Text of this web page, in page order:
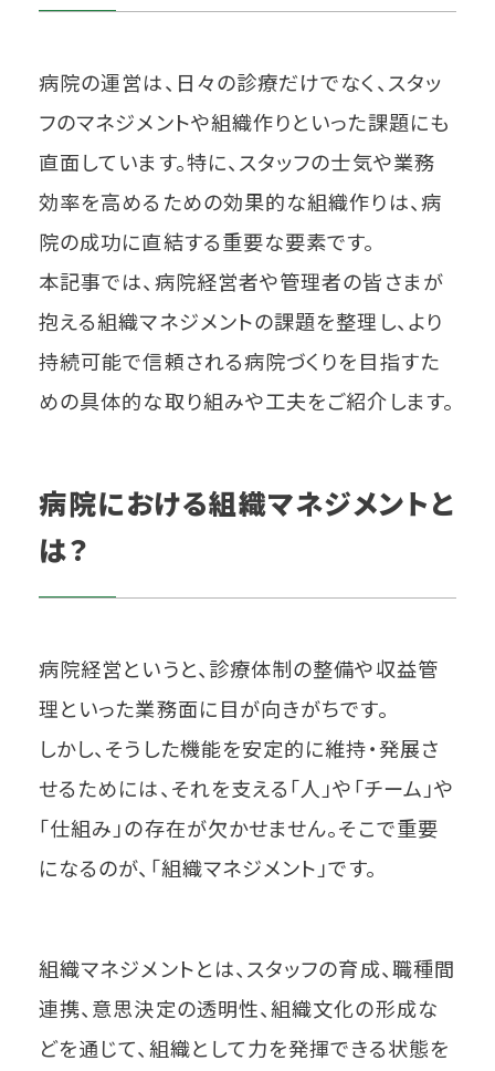
病院の運営は、日々の診療だけでなく、スタッ
フのマネジメントや組織作りといった課題にも
直面しています。特に、スタッフの士気や業務
効率を高めるための効果的な組織作りは、病
院の成功に直結する重要な要素です。
本記事では、病院経営者や管理者の皆さまが
抱える組織マネジメントの課題を整理し、より
持続可能で信頼される病院づくりを目指すた
めの具体的な取り組みや工夫をご紹介します。
病院における組織マネジメントと
は？
病院経営というと、診療体制の整備や収益管
理といった業務面に目が向きがちです。
しかし、そうした機能を安定的に維持・発展さ
せるためには、それを支える「人」や「チーム」や
「仕組み」の存在が欠かせません。そこで重要
になるのが、「組織マネジメント」です。
組織マネジメントとは、スタッフの育成、職種間
連携、意思決定の透明性、組織文化の形成な
どを通じて、組織として力を発揮できる状態を